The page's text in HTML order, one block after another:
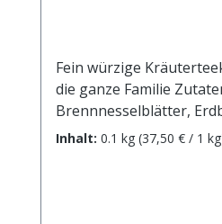
Fein würzige
die ganze Familie
Brennnesselblätter,
Hagebuttenschalen,
Inhalt: 0.1 kg (37,50 € / 1